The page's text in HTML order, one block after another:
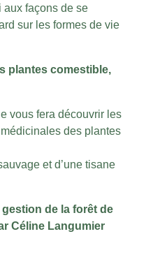
aux façons de se
sur les formes de vie
plantes comestible,
vous fera découvrir les
des plantes
et d’une tisane
de la forêt de
Céline Langumier